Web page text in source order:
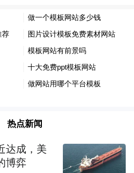
热点新闻
达成，美
博弈